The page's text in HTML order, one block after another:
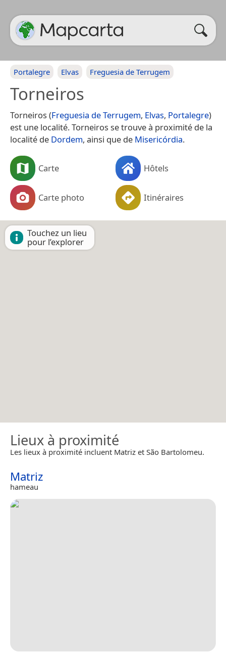
Portalegre Elvas Freguesia de Terrugem
Torneiros
Torneiros (Freguesia de Terrugem, Elvas, Portalegre)
est une localité. Torneiros se trouve à proximité de la
localité de Dordem, ainsi que de Misericórdia.
Carte Hôtels
Carte photo Itinéraires
Touchez un lieu
pour l’explorer
Lieux à proximité
Les lieux à proximité incluent Matriz et São Bartolomeu.
Matriz
hameau